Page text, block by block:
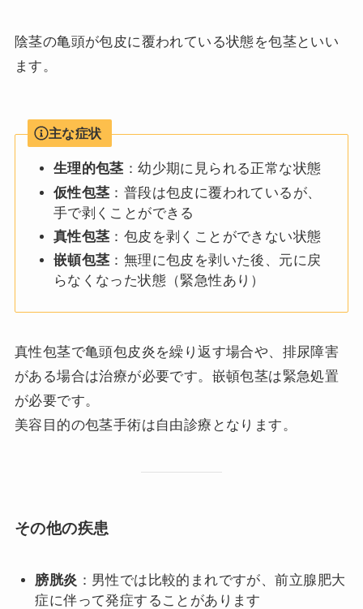
陰茎の亀頭が包皮に覆われている状態を包茎といい
ます。
主な症状
生理的包茎 ：幼少期に見られる正常な状態
仮性包茎 ：普段は包皮に覆われているが、
手で剥くことができる
真性包茎 ：包皮を剥くことができない状態
嵌頓包茎 ：無理に包皮を剥いた後、元に戻
らなくなった状態（緊急性あり）
真性包茎で亀頭包皮炎を繰り返す場合や、排尿障害
がある場合は治療が必要です。嵌頓包茎は緊急処置
が必要です。
美容目的の包茎手術は自由診療となります。
その他の疾患
膀胱炎 ：男性では比較的まれですが、前立腺肥大
症に伴って発症することがあります